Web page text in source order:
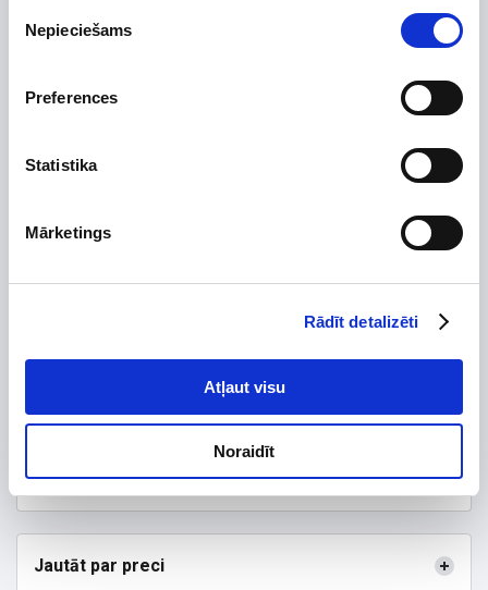
izvēle
Nepieciešams
Preferences
Statistika
Mārketings
Rādīt detalizēti
Atļaut visu
Noraidīt
Augstums, mm
81
Garantijas termiņš, mēn.
24
Jautāt par preci